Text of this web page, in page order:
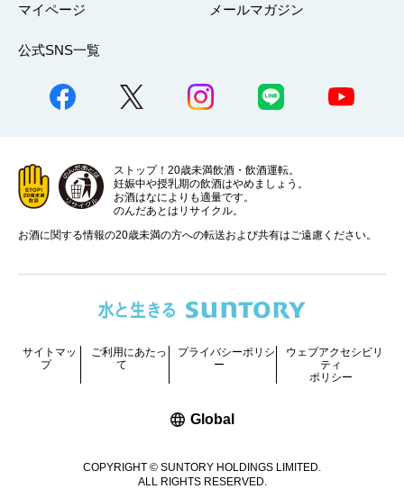
マイページ メールマガジン
公式SNS一覧
ストップ！20歳未満飲酒・飲酒運転。
妊娠中や授乳期の飲酒はやめましょう。
お酒はなによりも適量です。
のんだあとはリサイクル。
お酒に関する情報の20歳未満の方への転送および共有はご遠慮ください。
COPYRIGHT © SUNTORY HOLDINGS LIMITED.
ALL RIGHTS RESERVED.
サイトマッ
プ
ご利用にあたっ
て
プライバシーポリシ
ー
ウェブアクセシビリ
ティ
ポリシー
Global新しいウィンドウで開く